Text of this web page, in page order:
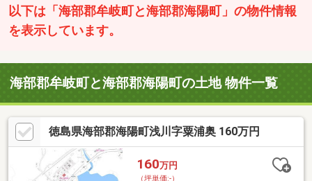
以下は「海部郡牟岐町と海部郡海陽町」の物件情報
を表示しています。
海部郡牟岐町と海部郡海陽町の土地 物件一覧
徳島県海部郡海陽町浅川字粟浦奥 160万円
160万円
（坪単価:-）